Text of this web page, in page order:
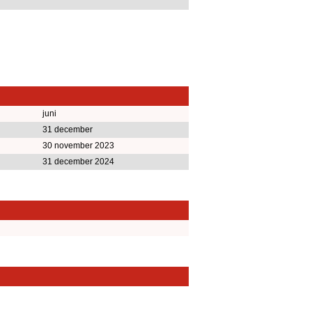
juni
31 december
30 november 2023
31 december 2024